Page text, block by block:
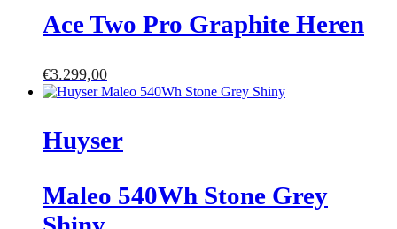
Ace Two Pro Graphite Heren
€3.299,00
Huyser
Maleo 540Wh Stone Grey